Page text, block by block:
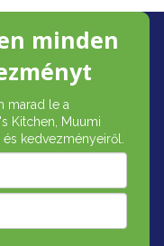
minden
marad le a
Kitchen, Muumi
és kedvezményeiről.